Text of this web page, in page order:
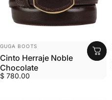
MARCA:
GUGA BOOTS
Cinto Herraje Noble
Chocolate
$ 780.00